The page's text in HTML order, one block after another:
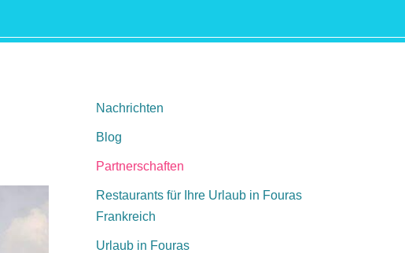
Nachrichten
Blog
Partnerschaften
Restaurants für Ihre Urlaub in Fouras
Frankreich
Urlaub in Fouras